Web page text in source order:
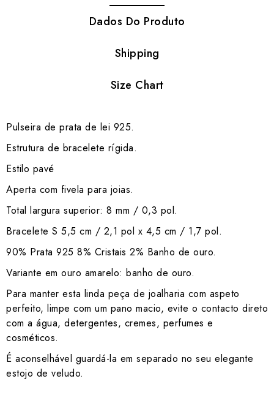
Dados Do Produto
Shipping
Size Chart
Pulseira de prata de lei 925.
Estrutura de bracelete rígida.
Estilo pavé
Aperta com fivela para joias.
Total largura superior: 8 mm / 0,3 pol.
Bracelete S 5,5 cm / 2,1 pol x 4,5 cm / 1,7 pol.
90% Prata 925 8% Cristais 2% Banho de ouro.
Variante em ouro amarelo: banho de ouro.
Para manter esta linda peça de joalharia com aspeto
perfeito, limpe com um pano macio, evite o contacto direto
com a água, detergentes, cremes, perfumes e
cosméticos.
É aconselhável guardá-la em separado no seu elegante
estojo de veludo.